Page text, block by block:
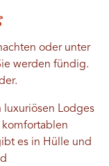
oder unter
werden fündig.
luxuriösen Lodges
komfortablen
es in Hülle und